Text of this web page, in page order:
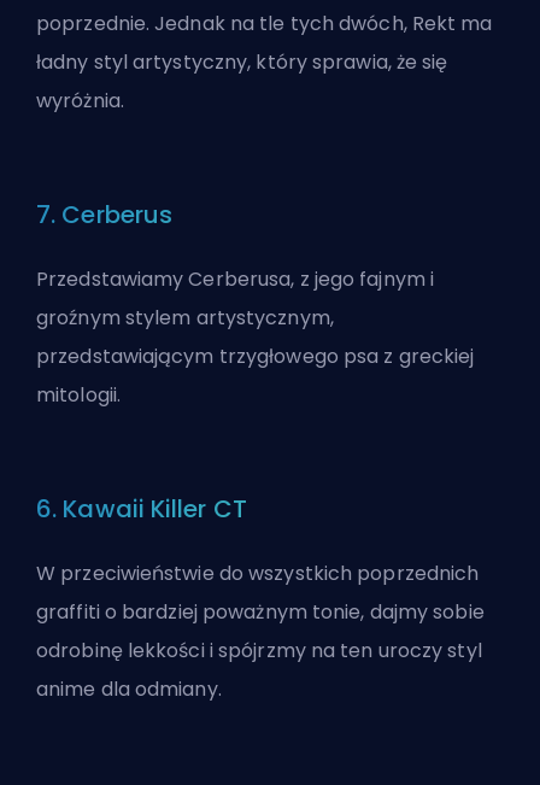
poprzednie. Jednak na tle tych dwóch, Rekt ma
ładny styl artystyczny, który sprawia, że się
wyróżnia.
7. Cerberus
Przedstawiamy Cerberusa, z jego fajnym i
groźnym stylem artystycznym,
przedstawiającym trzygłowego psa z greckiej
mitologii.
6. Kawaii Killer CT
W przeciwieństwie do wszystkich poprzednich
graffiti o bardziej poważnym tonie, dajmy sobie
odrobinę lekkości i spójrzmy na ten uroczy styl
anime dla odmiany.